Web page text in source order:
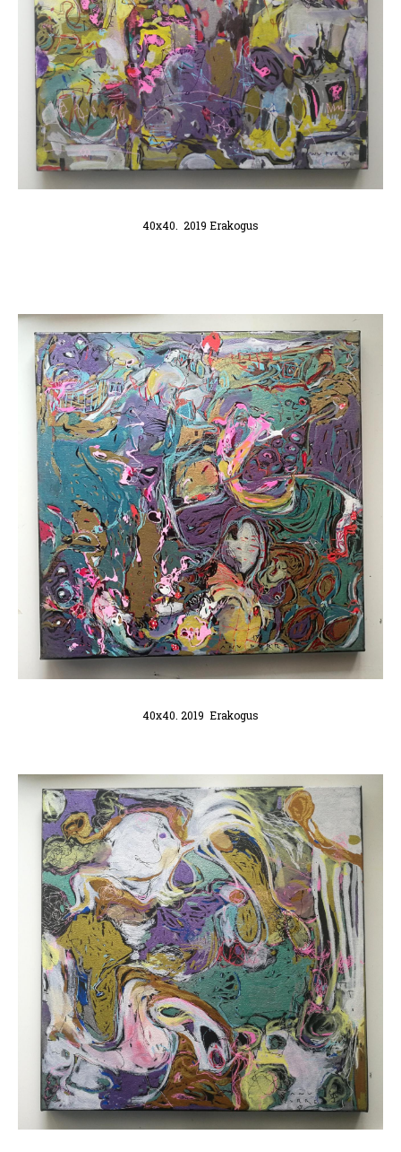
40x40. 2019 Erakogus
40x40. 2019 Erakogus